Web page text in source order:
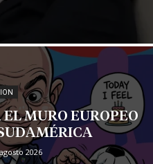
MURO EUROPEO
2026